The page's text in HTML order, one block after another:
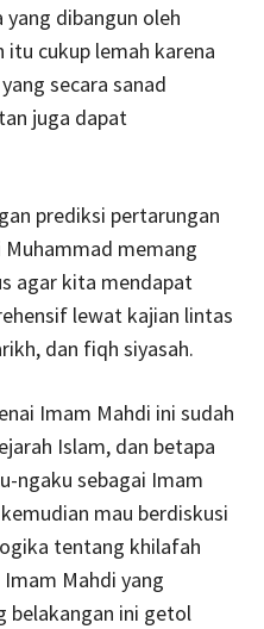
dibangun oleh
cukup lemah karena
secara sanad
juga dapat
prediksi pertarungan
memang
agar kita mendapat
lewat kajian lintas
dan fiqh siyasah.
Imam Mahdi ini sudah
Islam, dan betapa
ngaku sebagai Imam
mau berdiskusi
tentang khilafah
Mahdi yang
belakangan ini getol